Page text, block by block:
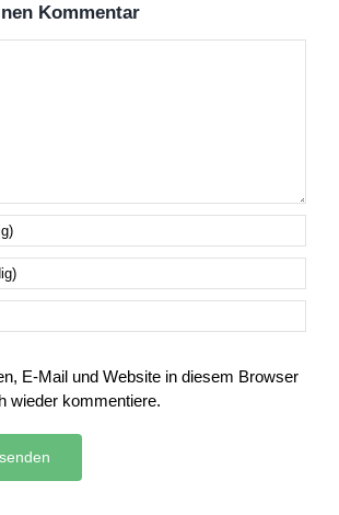
Kommentar
E-Mail und Website in diesem Browser
wieder kommentiere.